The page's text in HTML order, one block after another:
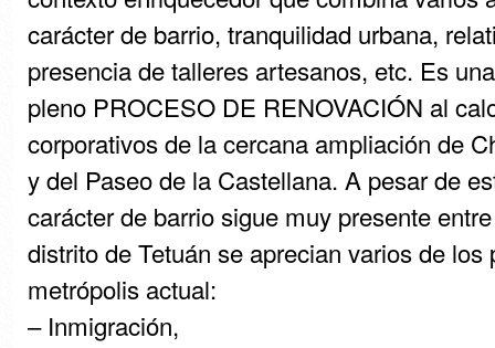
carácter de barrio, tranquilidad urbana,
presencia de talleres artesanos, etc. Es
pleno PROCESO DE RENOVACIÓN al
corporativos de la cercana ampliación de
y del Paseo de la Castellana. A pesar de
carácter de barrio sigue muy presente
distrito de Tetuán se aprecian varios de los
metrópolis actual:
– Inmigración,